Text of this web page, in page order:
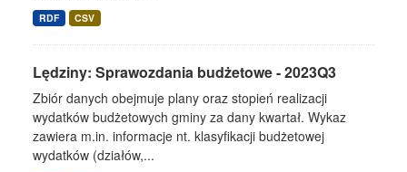
RDF CSV
Lędziny: Sprawozdania budżetowe - 2023Q3
Zbiór danych obejmuje plany oraz stopień realizacji
wydatków budżetowych gminy za dany kwartał. Wykaz
zawiera m.in. informacje nt. klasyfikacji budżetowej
wydatków (działów,...